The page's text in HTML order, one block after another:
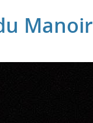
Manoir